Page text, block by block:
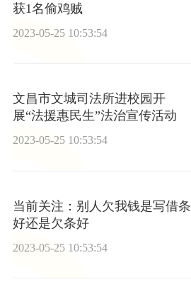
获1名偷鸡贼
2023-05-25 10:53:54
文昌市文城司法所进校园开
展“法援惠民生”法治宣传活动
2023-05-25 10:53:54
当前关注：别人欠我钱是写借条
好还是欠条好
2023-05-25 10:53:54